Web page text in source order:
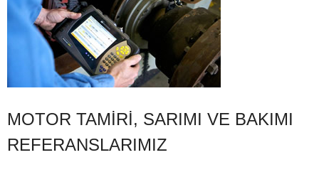
MOTOR TAMIRI, SARIMI VE BAKIMI
REFERANSLARIMIZ